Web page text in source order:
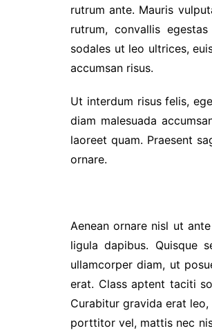
rutrum ante. Mauris
rutrum, convallis
sodales ut leo ultrices,
accumsan risus.
Ut interdum risus felis,
diam malesuada
laoreet quam. Praesent
ornare.
Aenean ornare nisl ut
ligula dapibus. Quisque
ullamcorper diam, ut
erat. Class aptent taciti
Curabitur gravida erat
porttitor vel, mattis nec